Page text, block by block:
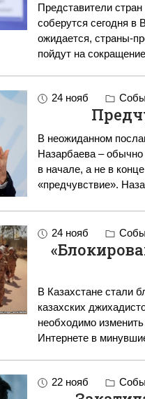
Представители
соберутся сегодня в
ожидается, страны-
пойдут на
24 нояб
В неожиданном
Назарбаева – обычно
в начале, а не в
«предчувствие».
24 нояб
В Казахстане стали
казахских
необходимо
Интернете в
22 нояб